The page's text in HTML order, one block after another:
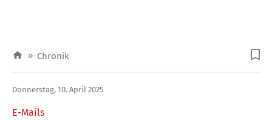
» Chronik
E-Mails
Donnerstag, 10. April 2025